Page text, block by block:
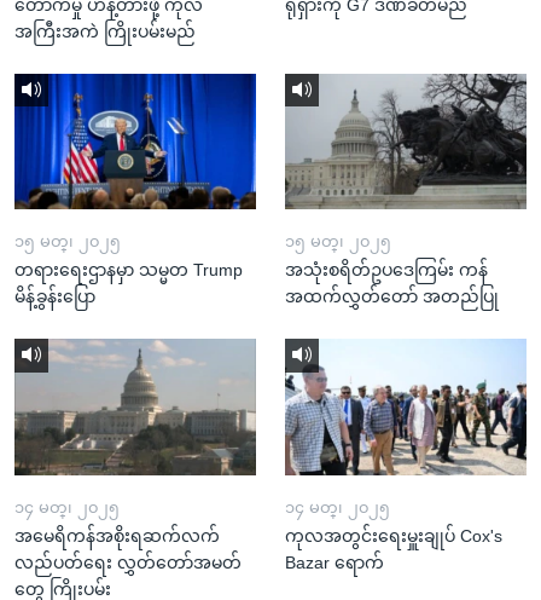
တောက်မှု ဟန့်တားဖို့ ကုလ
အကြီးအကဲ ကြိုးပမ်းမည်
ရုရှားကို G7 ဒဏ်ခတ်မည်
၁၅ မတ္၊ ၂၀၂၅
တရားရေးဌာနမှာ သမ္မတ Trump
မိန့်ခွန်းပြော
၁၅ မတ္၊ ၂၀၂၅
အသုံးစရိတ်ဥပဒေကြမ်း ကန်
အထက်လွှတ်တော် အတည်ပြု
၁၄ မတ္၊ ၂၀၂၅
အမေရိကန်အစိုးရဆက်လက်
လည်ပတ်ရေး လွှတ်တော်အမတ်
တွေ ကြိုးပမ်း
၁၄ မတ္၊ ၂၀၂၅
ကုလအတွင်းရေးမှူးချုပ် Cox's
Bazar ရောက်